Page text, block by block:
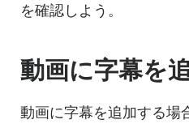
を確認しよう。
動画に字幕を
動画に字幕を追加する場